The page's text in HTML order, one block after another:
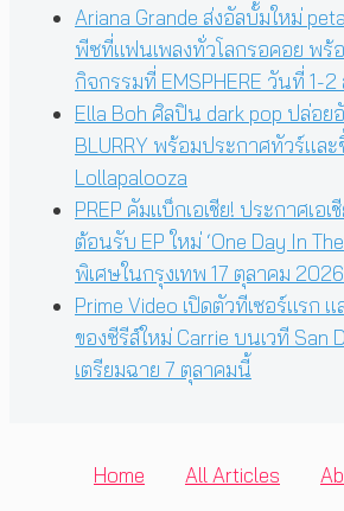
Ariana Grande ส่งอัลบั้มใหม่
พีซที่แฟนเพลงทั่วโลกรอคอย พร้
กิจกรรมที่ EMSPHERE วันที่ 1-2
Ella Boh ศิลปิน dark pop ปล่อย
BLURRY พร้อมประกาศทัวร์และ
Lollapalooza
PREP คัมแบ็กเอเชีย! ประกาศเอ
ต้อนรับ EP ใหม่ ‘One Day In
พิเศษในกรุงเทพ 17 ตุลาคม
Prime Video เปิดตัวทีเซอร์แรก
ของซีรีส์ใหม่ Carrie บนเวที San
เตรียมฉาย 7 ตุลาคมนี้
Home All Articles